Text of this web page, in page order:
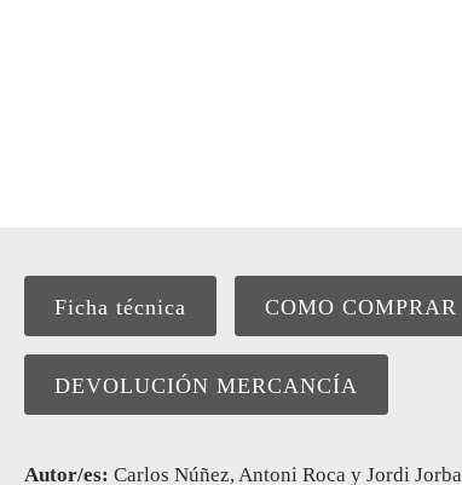
Ficha técnica COMO COMPRAR
DEVOLUCIÓN MERCANCÍA
Autor/es: Carlos Núñez, Antoni Roca y Jordi Jorba